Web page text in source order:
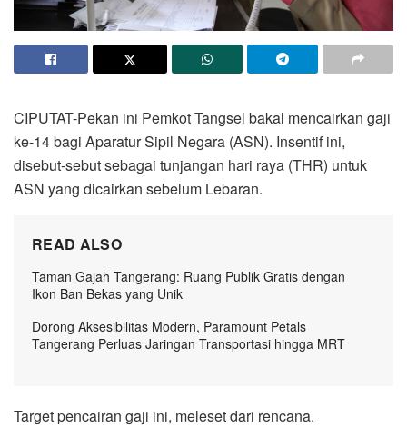
CIPUTAT-Pekan ini Pemkot Tangsel bakal mencairkan gaji
ke-14 bagi Aparatur Sipil Negara (ASN). Insentif ini,
disebut-sebut sebagai tunjangan hari raya (THR) untuk
ASN yang dicairkan sebelum Lebaran.
READ ALSO
Taman Gajah Tangerang: Ruang Publik Gratis dengan
Ikon Ban Bekas yang Unik
Dorong Aksesibilitas Modern, Paramount Petals
Tangerang Perluas Jaringan Transportasi hingga MRT
Target pencairan gaji ini, meleset dari rencana.